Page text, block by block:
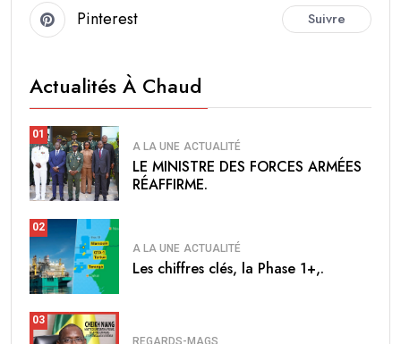
Pinterest Suivre
Actualités À Chaud
01
A LA UNE ACTUALITÉ
LE MINISTRE DES FORCES ARMÉES
RÉAFFIRME.
02
A LA UNE ACTUALITÉ
Les chiffres clés, la Phase 1+,.
03
REGARDS-MAGS